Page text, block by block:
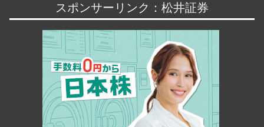
スポンサーリンク：松井証券